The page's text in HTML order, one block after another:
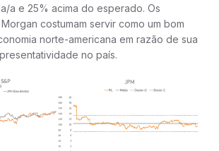
a e 25% acima do esperado. Os
costumam servir como um bom
norte-americana em razão de sua
no país.